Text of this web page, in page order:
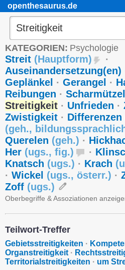
openthesaurus.de
KATEGORIEN: Psychologie
Streit (Hauptform)
·
Auseinandersetzung(en)
Geplänkel · Gerangel ·
Reibungen · Scharmützel
Streitigkeit · Unfrieden ·
Zwistigkeit · Differenzen
(geh.,
Querelen (geh.) ·
Her (ugs., fig.) ·
Knatsch (ugs.) · Krach (
· Wickel (ugs., österr.) ·
Zoff (ugs.)
Oberbegriffe & Assoziationen
Teilwort-Treffer
Gebietsstreitigkeiten ·
Organstreitigkeit ·
Territorialstreitigkeiten · um